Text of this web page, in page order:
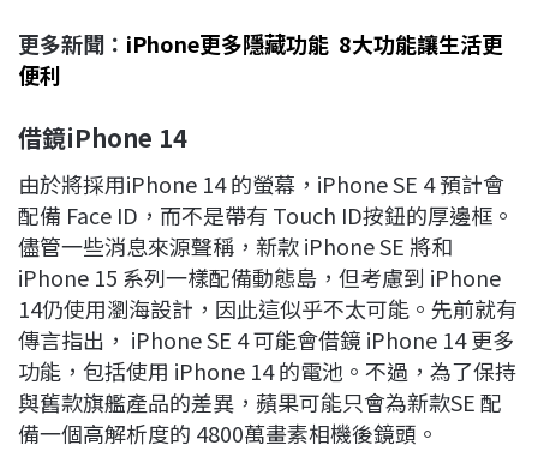
更多新聞： iPhone更多隱藏功能 8大功能讓生活更
便利
借鏡iPhone 14
由於將採用iPhone 14 的螢幕，iPhone SE 4 預計會
配備 Face ID，而不是帶有 Touch ID按鈕的厚邊框。
儘管一些消息來源聲稱，新款 iPhone SE 將和
iPhone 15 系列一樣配備動態島，但考慮到 iPhone
14仍使用瀏海設計，因此這似乎不太可能。先前就有
傳言指出， iPhone SE 4 可能會借鏡 iPhone 14 更多
功能，包括使用 iPhone 14 的電池。不過，為了保持
與舊款旗艦產品的差異，蘋果可能只會為新款SE 配
備一個高解析度的 4800萬畫素相機後鏡頭。